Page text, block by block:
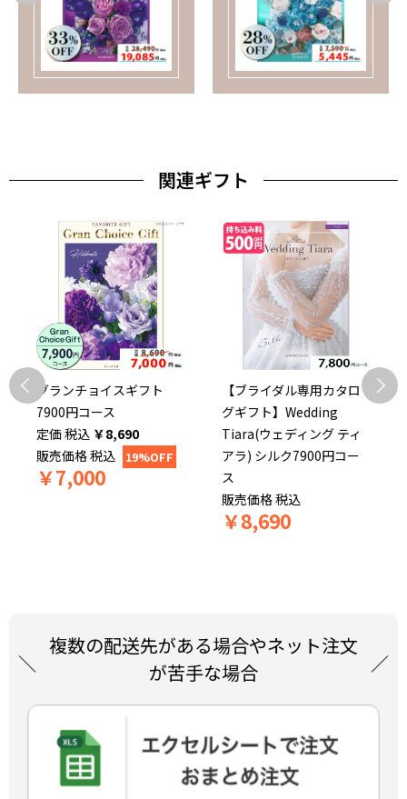
関連ギフト
グランチョイスギフト
7900円コース
税込 ￥8,690
販売価格税込
￥7,000
19%OFF
【ブライダル専用カタロ
グギフト】Wedding
Tiara(ウェディング ティ
アラ) シルク7900円コー
ス
販売価格税込
￥8,690
複数の配送先がある場合やネット注文
が苦手な場合